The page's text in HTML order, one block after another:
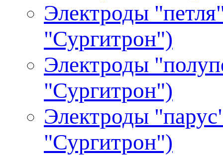
Электроды
"Сургитрон")
Электроды
"Сургитрон")
Электроды
"Сургитрон")